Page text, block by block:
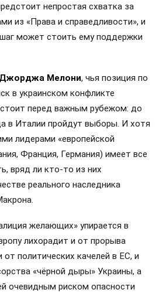
непростая схватка за
из «Права и справедливости», и
может стоить ему поддержки
Джорджа Мелони, чья позиция по
в украинском конфликте
перед важным рубежом: до
в Италии пройдут выборы. И хотя
лидерами «европейской
Франция, Германия) имеет все
вряд ли кто-то из них
реального наследника
желающих» упирается в
лихорадит и от прорыва
от политических качелей в ЕС, и
«чёрной дыры» Украины, а
очевидным риском опасности